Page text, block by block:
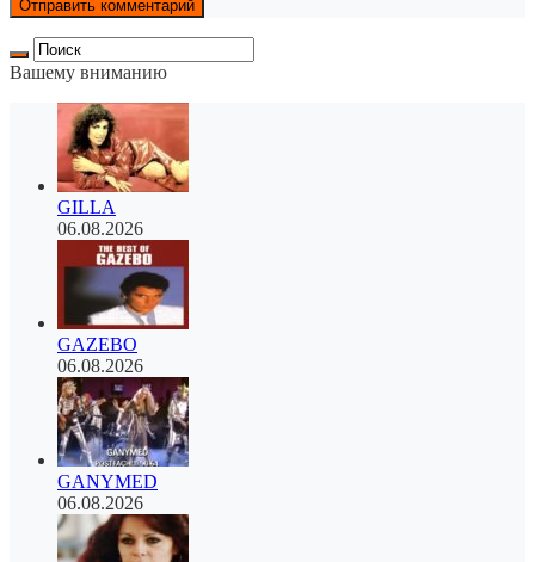
Вашему вниманию
GILLA
06.08.2026
GAZEBO
06.08.2026
GANYMED
06.08.2026